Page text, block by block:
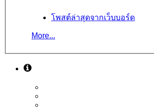
โพสต์ล่าสุดจากเว็บบอร์ด
More...